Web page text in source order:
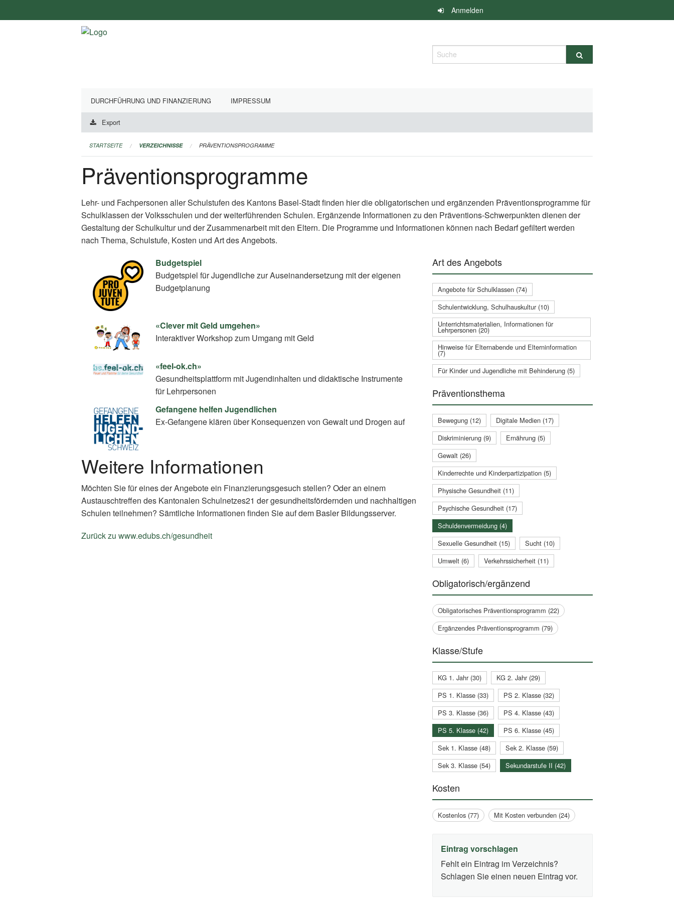
überspringen
Anmelden
Suche
DURCHFÜHRUNG UND FINANZIERUNG IMPRESSUM
Export
STARTSEITE VERZEICHNISSE PRÄVENTIONSPROGRAMME
Präventionsprogramme
Lehr- und Fachpersonen aller Schulstufen des Kantons Basel-Stadt finden hier die obligatorischen und ergänzenden Präventionsprogramme für
Schulklassen der Volksschulen und der weiterführenden Schulen. Ergänzende Informationen zu den Präventions-Schwerpunkten dienen der
Gestaltung der Schulkultur und der Zusammenarbeit mit den Eltern. Die Programme und Informationen können nach Bedarf gefiltert werden
nach Thema, Schulstufe, Kosten und Art des Angebots.
Budgetspiel
Budgetspiel für Jugendliche zur Auseinandersetzung mit der eigenen
Budgetplanung
«Clever mit Geld umgehen»
Interaktiver Workshop zum Umgang mit Geld
«feel-ok.ch»
Gesundheitsplattform mit Jugendinhalten und didaktische Instrumente
für Lehrpersonen
Gefangene helfen Jugendlichen
Ex-Gefangene klären über Konsequenzen von Gewalt und Drogen auf
Weitere Informationen
Möchten Sie für eines der Angebote ein Finanzierungsgesuch stellen? Oder an einem
Austauschtreffen des Kantonalen Schulnetzes21 der gesundheitsfördernden und nachhaltigen
Schulen teilnehmen? Sämtliche Informationen finden Sie auf dem Basler Bildungsserver.
Zurück zu www.edubs.ch/gesundheit
Art des Angebots
Angebote für Schulklassen (74)
Schulentwicklung, Schulhauskultur (10)
Unterrichtsmaterialien, Informationen für
Lehrpersonen (20)
Hinweise für Elternabende und Elterninformation
(7)
Für Kinder und Jugendliche mit Behinderung (5)
Präventionsthema
Bewegung (12)
Digitale Medien (17)
Diskriminierung (9)
Ernährung (5)
Gewalt (26)
Kinderrechte und Kinderpartizipation (5)
Physische Gesundheit (11)
Psychische Gesundheit (17)
Schuldenvermeidung (4)
Sexuelle Gesundheit (15)
Sucht (10)
Umwelt (6)
Verkehrssicherheit (11)
Obligatorisch/ergänzend
Obligatorisches Präventionsprogramm (22)
Ergänzendes Präventionsprogramm (79)
Klasse/Stufe
KG 1. Jahr (30)
KG 2. Jahr (29)
PS 1. Klasse (33)
PS 2. Klasse (32)
PS 3. Klasse (36)
PS 4. Klasse (43)
PS 5. Klasse (42)
PS 6. Klasse (45)
Sek 1. Klasse (48)
Sek 2. Klasse (59)
Sek 3. Klasse (54)
Sekundarstufe II (42)
Kosten
Kostenlos (77) Mit Kosten verbunden (24)
Eintrag vorschlagen
Fehlt ein Eintrag im Verzeichnis?
Schlagen Sie einen neuen Eintrag vor.